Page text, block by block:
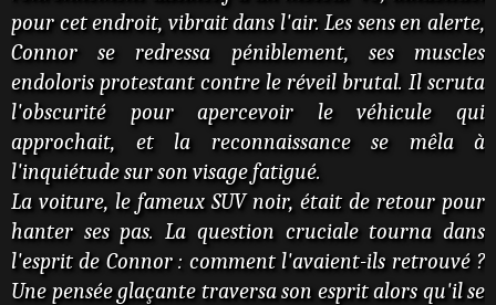
pour cet endroit, vibrait dans l'air. Les sens en alerte,
Connor se redressa péniblement, ses muscles
endoloris protestant contre le réveil brutal. Il scruta
l'obscurité pour apercevoir le véhicule qui
approchait, et la reconnaissance se mêla à
l'inquiétude sur son visage fatigué.
La voiture, le fameux SUV noir, était de retour pour
hanter ses pas. La question cruciale tourna dans
l'esprit de Connor : comment l'avaient-ils retrouvé ?
Une pensée glaçante traversa son esprit alors qu'il se